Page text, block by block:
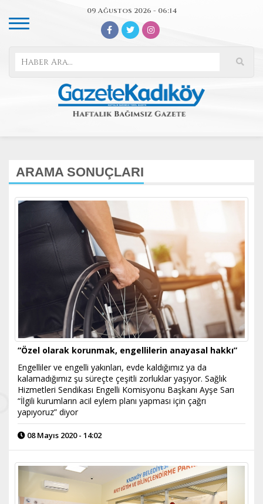
09 Ağustos 2026 - 06:14
ARAMA SONUÇLARI
“Özel olarak korunmak, engellilerin anayasal hakkı”
Engelliler ve engelli yakınları, evde kaldığımız ya da
kalamadığımız şu süreçte çeşitli zorluklar yaşıyor. Sağlık
Hizmetleri Sendikası Engelli Komisyonu Başkanı Ayşe Sarı
“İlgili kurumların acil eylem planı yapması için çağrı
yapıyoruz” diyor
08 Mayıs 2020 - 14:02